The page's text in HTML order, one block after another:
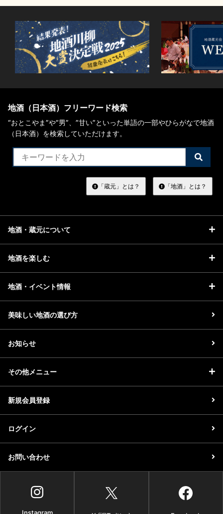
美味しい地酒の選び方
地酒蔵元会とは
お問い合わせ
地酒（日本酒）フリーワード検索
“おとこやま”や“男”、”甘い”といった単語の一部やひらがなで地酒
（日本酒）を検索していただけます。
検
索
す
る
「蔵元」とは？ 「地酒」とは？
地酒・蔵元について
地酒を楽しむ
地酒・イベント情報
美味しい地酒の選び方
お知らせ
その他メニュー
新規会員登録
ログイン
お問い合わせ